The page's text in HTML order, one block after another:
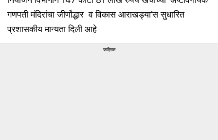
गणपती मंदिरांचा जीर्णोद्धार व विकास आराखड्या’स सुधारित
प्रशासकीय मान्यता दिली आहे
जाहिरात